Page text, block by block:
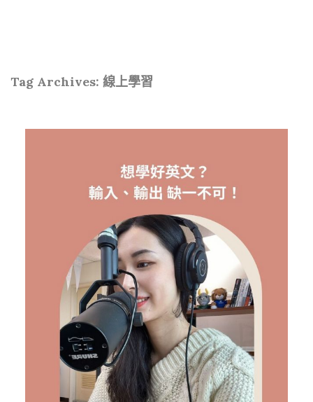
Tag Archives: 線上學習